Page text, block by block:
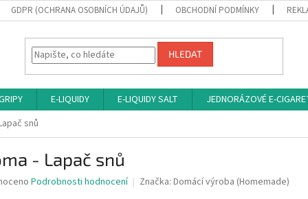
GDPR (OCHRANA OSOBNÍCH ÚDAJŮ) OBCHODNÍ PODMÍNKY
HLEDAT
E-LIQUIDY E-LIQUIDY SALT
JEDNORÁZOVÉ E-
snů
- Lapač snů
Podrobnosti hodnocení Značka: Domácí výroba (Homemade)